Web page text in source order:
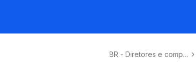
BR - Diretores e compra